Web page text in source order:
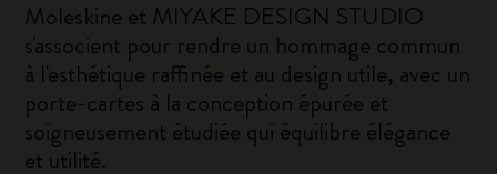
Moleskine et MIYAKE DESIGN STUDIO
s'associent pour rendre un hommage commun
à l'esthétique raffinée et au design utile, avec un
porte-cartes à la conception épurée et
soigneusement étudiée qui équilibre élégance
et utilité.